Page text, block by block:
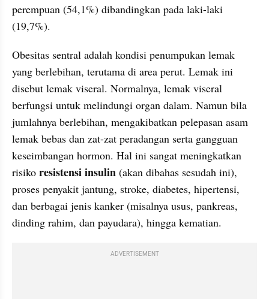
perempuan (54,1%) dibandingkan pada laki-laki
(19,7%).
Obesitas sentral adalah kondisi penumpukan lemak
yang berlebihan, terutama di area perut. Lemak ini
disebut lemak viseral. Normalnya, lemak viseral
berfungsi untuk melindungi organ dalam. Namun bila
jumlahnya berlebihan, mengakibatkan pelepasan asam
lemak bebas dan zat-zat peradangan serta gangguan
keseimbangan hormon. Hal ini sangat meningkatkan
risiko resistensi insulin (akan dibahas sesudah ini),
proses penyakit jantung, stroke, diabetes, hipertensi,
dan berbagai jenis kanker (misalnya usus, pankreas,
dinding rahim, dan payudara), hingga kematian.
ADVERTISEMENT